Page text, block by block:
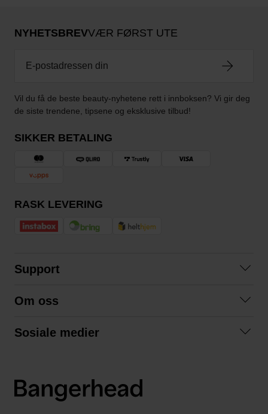
NYHETSBREVVÆR FØRST UTE
Vil du få de beste beauty-nyhetene rett i innboksen? Vi gir deg
de siste trendene, tipsene og eksklusive tilbud!
SIKKER BETALING
RASK LEVERING
Support
Kjøpsvilkår
Om oss
Sosiale medier
LinkedIn